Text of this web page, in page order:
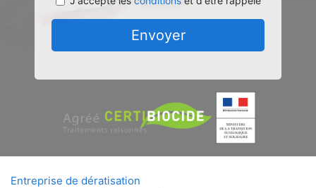
Envoyer
Entreprise de dératisation